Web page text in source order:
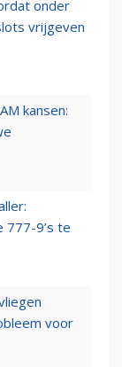
onder
vrijgeven
kansen:
9’s te
voor